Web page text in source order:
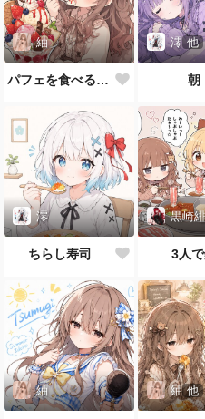
紬
パフェを食べる紬ちゃん
澪 他
朝
澪
ちらし寿司
黒崎
3人
紬 紬 他